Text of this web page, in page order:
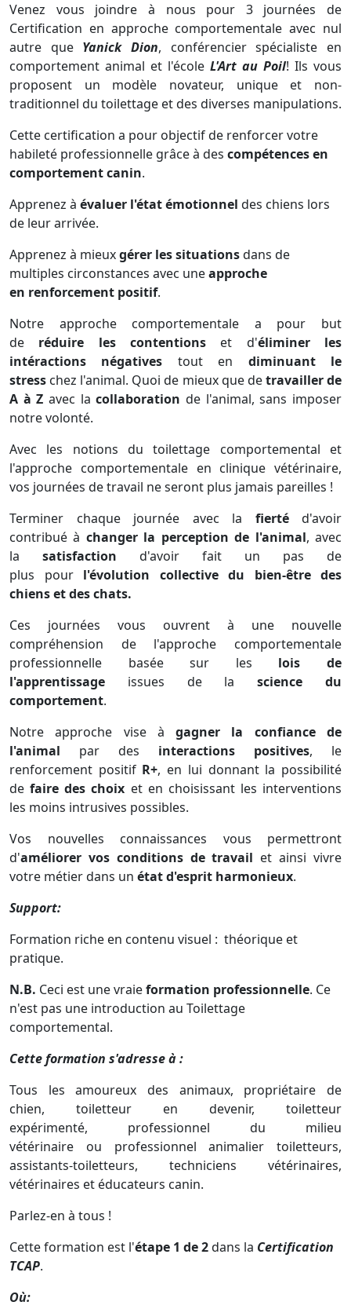
Venez vous joindre à nous pour 3 journées de
Certification en approche comportementale avec nul
autre que Yanick Dion, conférencier spécialiste en
comportement animal et l'école L'Art au Poil! Ils vous
proposent un modèle novateur, unique et non-
traditionnel du toilettage et des diverses manipulations.
Cette certification a pour objectif de renforcer votre
habileté professionnelle grâce à des compétences en
comportement canin.
Apprenez à évaluer l'état émotionnel des chiens lors
de leur arrivée.
Apprenez à mieuxgérer les situationsdans de
multiples circonstances avec uneapproche
en renforcement positif.
Notre approche comportementale a pour but
de réduire les contentions et d'éliminer les
intéractions négatives tout en
diminuant le
stress chez l'animal. Quoi de mieux que detravailler de
A à Z avec lacollaboration de l'animal, sans imposer
notre volonté.
Avec les notions du toilettage comportemental et
l'approche comportementale en clinique vétérinaire,
vos journées de travail ne seront plus jamais pareilles !
Terminer chaque journée avec la fiertéd'avoir
contribué à changer la perception de l'animal, avec
la satisfaction d'avoir fait un pas de
plus pour l'évolution collective du bien-être des
chiens et des chats.
Ces journées vous ouvrent à une nouvelle
compréhension de l'approche comportementale
professionnelle basée sur les lois de
l'apprentissage issues de lascience du
comportement.
Notre approche vise àgagner la confiance de
l'animal par des interactions positives, le
renforcement positif R+, en lui donnant la possibilité
defaire des choix et en choisissant les interventions
les moins intrusives possibles.
Vos nouvelles connaissances vous permettront
d'améliorer vos conditions de travail et ainsi vivre
votre métier dans un état d'esprit harmonieux.
Support:
Formation riche en contenu visuel : théorique et
pratique.
N.B. Ceci est une vraieformation professionnelle. Ce
n'est pas une introduction au Toilettage
comportemental.
Cette formation s'adresse à :
Tous les amoureux des animaux, propriétaire de
chien, toiletteur en devenir, toiletteur
expérimenté, professionnel du milieu
vétérinaire ou professionnel animalier toiletteurs,
assistants-toiletteurs, techniciens vétérinaires,
vétérinaires et éducateurs canin.
Parlez-en à tous !
Cette formation est l'étape 1 de 2dans la Certification
TCAP.
Où: